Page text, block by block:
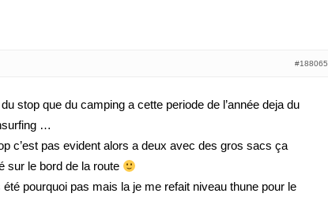
#188065
stop que du camping a cette periode de l’année deja du
…
c’est pas evident alors a deux avec des gros sacs ça
sur le bord de la route
pourquoi pas mais la je me refait niveau thune pour le